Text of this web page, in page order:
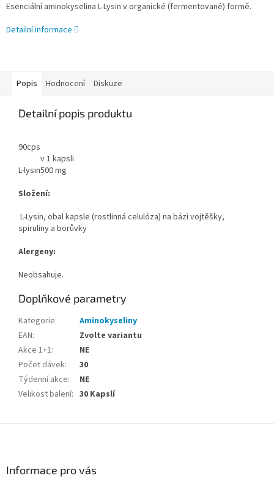
Esenciální aminokyselina L-Lysin v organické (fermentované) formě.
Detailní informace
Popis Hodnocení Diskuze
Detailní popis produktu
90cps
v 1 kapsli
L-lysin500 mg
Složení:
L-Lysin, obal kapsle (rostlinná celulóza) na bázi vojtěšky,
spiruliny a borůvky
Alergeny:
Neobsahuje.
Doplňkové parametry
Kategorie:
Aminokyseliny
EAN:
Zvolte variantu
Akce 1+1:
NE
Počet dávek:
30
Týdenní akce:
NE
Velikost balení: 30 Kapslí
Informace pro vás